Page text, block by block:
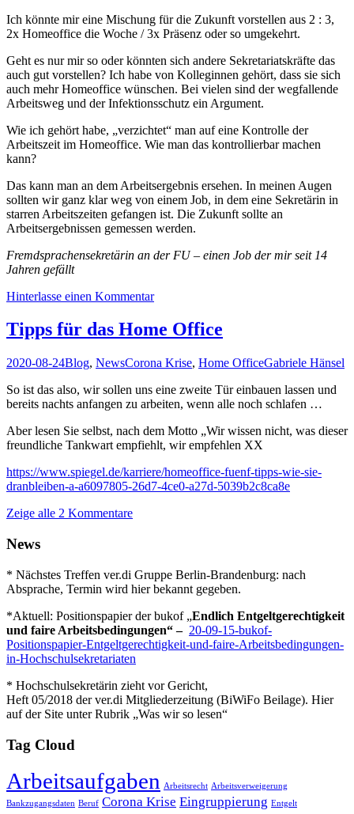
Ich könnte mir eine Mischung für die Zukunft vorstellen aus 2 : 3,
2x Homeoffice die Woche / 3x Präsenz oder so umgekehrt.
Geht es nur mir so oder könnten sich andere Sekretariatskräfte das
auch gut vorstellen? Ich habe von Kolleginnen gehört, dass sie sich
auch mehr Homeoffice wünschen. Bei vielen sind der wegfallende
Arbeitsweg und der Infektionsschutz ein Argument.
Wie ich gehört habe, „verzichtet“ man auf eine Kontrolle der
Arbeitszeit im Homeoffice. Wie man das kontrollierbar machen
kann?
Das kann man an dem Arbeitsergebnis ersehen. In meinen Augen
sollten wir ganz klar weg von einem Job, in dem eine Sekretärin in
starren Arbeitszeiten gefangen ist. Die Zukunft sollte an
Arbeitsergebnissen gemessen werden.
Fremdsprachensekretärin an der FU – einen Job der mir seit 14
Jahren gefällt
Hinterlasse einen Kommentar
Tipps für das Home Office
2020-08-24Blog, NewsCorona Krise, Home OfficeGabriele Hänsel
So ist das also, wir sollen uns eine zweite Tür einbauen lassen und
bereits nachts anfangen zu arbeiten, wenn alle noch schlafen …
Aber lesen Sie selbst, nach dem Motto „Wir wissen nicht, was dieser
freundliche Tankwart empfiehlt, wir empfehlen XX
https://www.spiegel.de/karriere/homeoffice-fuenf-tipps-wie-sie-
dranbleiben-a-a6097805-26d7-4ce0-a27d-5039b2c8ca8e
Zeige alle 2 Kommentare
News
* Nächstes Treffen ver.di Gruppe Berlin-Brandenburg: nach
Absprache, Termin wird hier bekannt gegeben.
*Aktuell: Positionspapier der bukof „Endlich Entgeltgerechtigkeit
und faire Arbeitsbedingungen“ – 20-09-15-bukof-
Positionspapier-Entgeltgerechtigkeit-und-faire-Arbeitsbedingungen-
in-Hochschulsekretariaten
* Hochschulsekretärin zieht vor Gericht,
Heft 05/2018 der ver.di Mitgliederzeitung (BiWiFo Beilage). Hier
auf der Site unter Rubrik „Was wir so lesen“
Tag Cloud
Arbeitsaufgaben Arbeitsrecht Arbeitsverweigerung
Bankzugangsdaten Beruf Corona Krise Eingruppierung Entgelt